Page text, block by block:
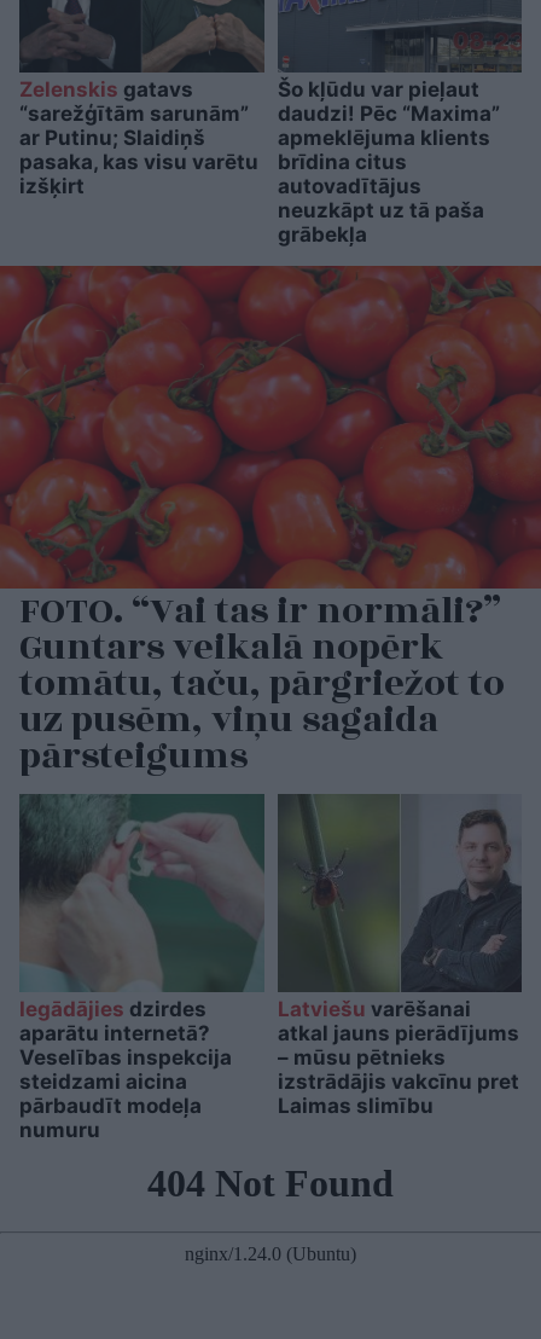
Zelenskis gatavs
“sarežģītām sarunām”
ar Putinu; Slaidiņš
pasaka, kas visu varētu
izšķirt
Šo kļūdu var pieļaut
daudzi! Pēc “Maxima”
apmeklējuma klients
brīdina citus
autovadītājus
neuzkāpt uz tā paša
grābekļa
FOTO. “Vai tas ir normāli?”
Guntars veikalā nopērk
tomātu, taču, pārgriežot to
uz pusēm, viņu sagaida
pārsteigums
Iegādājies dzirdes
aparātu internetā?
Veselības inspekcija
steidzami aicina
pārbaudīt modeļa
numuru
Latviešu varēšanai
atkal jauns pierādījums
– mūsu pētnieks
izstrādājis vakcīnu pret
Laimas slimību